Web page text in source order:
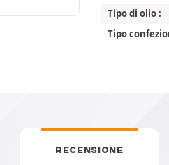
Tipo di olio :
Tipo
RECENSIONE